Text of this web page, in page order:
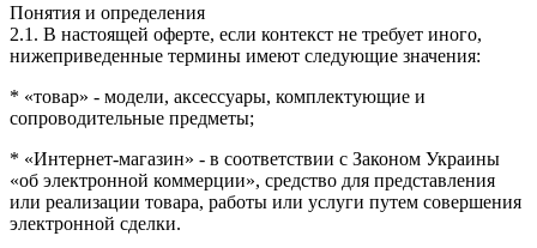
Понятия и определения
2.1. В настоящей оферте, если контекст не требует иного,
нижеприведенные термины имеют следующие значения:
* «товар» - модели, аксессуары, комплектующие и
сопроводительные предметы;
* «Интернет-магазин» - в соответствии с Законом Украины
«об электронной коммерции», средство для представления
или реализации товара, работы или услуги путем совершения
электронной сделки.